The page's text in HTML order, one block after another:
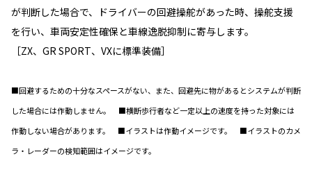
が判断した場合で、ドライバーの回避操舵があった時、操舵支援
を行い、車両安定性確保と車線逸脱抑制に寄与します。
［ZX、GR SPORT、VXに標準装備］
■回避するための十分なスペースがない、また、回避先に物があるとシステムが判断
した場合には作動しません。 ■横断歩行者など一定以上の速度を持った対象には
作動しない場合があります。 ■イラストは作動イメージです。 ■イラストのカメ
ラ・レーダーの検知範囲はイメージです。